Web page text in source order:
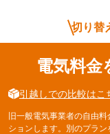
切り替
電気料金
引越しでの比較はこ
旧一般電気事業者の自由
ションします。別のプラ